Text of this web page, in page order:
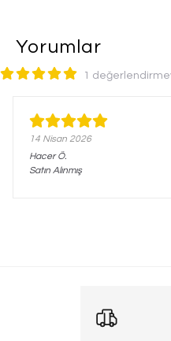
Yorumlar
1
14 Nisan 2026
HacerÖ.
Satın Alınmış